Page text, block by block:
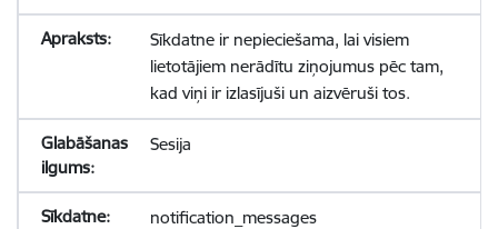
Sīkdatne ir nepieciešama, lai visiem
lietotājiem nerādītu ziņojumus pēc tam,
kad viņi ir izlasījuši un aizvēruši tos.
Sesija
notification_messages